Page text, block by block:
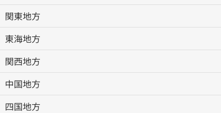
関東地方
東海地方
関西地方
中国地方
四国地方